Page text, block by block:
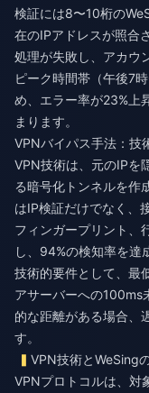
検証には8〜10桁の
在のIPアドレスが照合
処理が失敗し、アカウ
ピーク時間帯（午後7
め、エラー率が23%上
まります。
VPNバイパス手法：技
VPN技術は、元のIPを
る暗号化トンネルを作
はIP検証だけでなく、
フィンガープリント、
し、94%の検知率を達
技術的要件として、最
アサーバーへの100ms
的な距離がある場合、
す。
VPN技術とWeSing
VPNプロトコルは、対